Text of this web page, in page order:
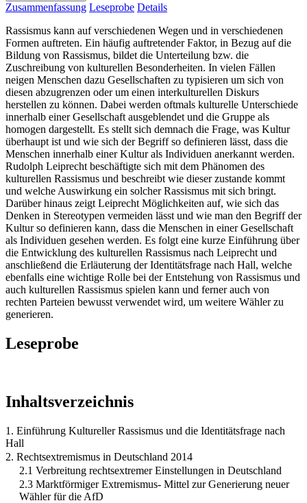
Zusammenfassung Leseprobe Details
Rassismus kann auf verschiedenen Wegen und in verschiedenen
Formen auftreten. Ein häufig auftretender Faktor, in Bezug auf die
Bildung von Rassismus, bildet die Unterteilung bzw. die
Zuschreibung von kulturellen Besonderheiten. In vielen Fällen
neigen Menschen dazu Gesellschaften zu typisieren um sich von
diesen abzugrenzen oder um einen interkulturellen Diskurs
herstellen zu können. Dabei werden oftmals kulturelle Unterschiede
innerhalb einer Gesellschaft ausgeblendet und die Gruppe als
homogen dargestellt. Es stellt sich demnach die Frage, was Kultur
überhaupt ist und wie sich der Begriff so definieren lässt, dass die
Menschen innerhalb einer Kultur als Individuen anerkannt werden.
Rudolph Leiprecht beschäftigte sich mit dem Phänomen des
kulturellen Rassismus und beschreibt wie dieser zustande kommt
und welche Auswirkung ein solcher Rassismus mit sich bringt.
Darüber hinaus zeigt Leiprecht Möglichkeiten auf, wie sich das
Denken in Stereotypen vermeiden lässt und wie man den Begriff der
Kultur so definieren kann, dass die Menschen in einer Gesellschaft
als Individuen gesehen werden. Es folgt eine kurze Einführung über
die Entwicklung des kulturellen Rassismus nach Leiprecht und
anschließend die Erläuterung der Identitätsfrage nach Hall, welche
ebenfalls eine wichtige Rolle bei der Entstehung von Rassismus und
auch kulturellen Rassismus spielen kann und ferner auch von
rechten Parteien bewusst verwendet wird, um weitere Wähler zu
generieren.
Leseprobe
Inhaltsverzeichnis
1. Einführung Kultureller Rassismus und die Identitätsfrage nach
Hall
2. Rechtsextremismus in Deutschland 2014
2.1 Verbreitung rechtsextremer Einstellungen in Deutschland
2.3 Marktförmiger Extremismus- Mittel zur Generierung neuer
Wähler für die AfD